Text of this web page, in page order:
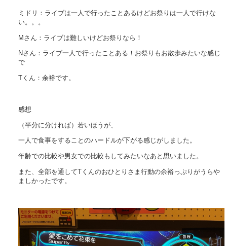
ミドリ：ライブは一人で行ったことあるけどお祭りは一人で行けな
い。。。
Mさん：ライブは難しいけどお祭りなら！
Nさん：ライブ一人で行ったことある！お祭りもお散歩みたいな感じ
で
Tくん：余裕です。
感想
（半分に分ければ）若いほうが、
一人で食事をすることのハードルが下がる感じがしました。
年齢での比較や男女での比較もしてみたいなあと思いました。
また、全部を通してTくんのおひとりさま行動の余裕っぷりがうらや
ましかったです。